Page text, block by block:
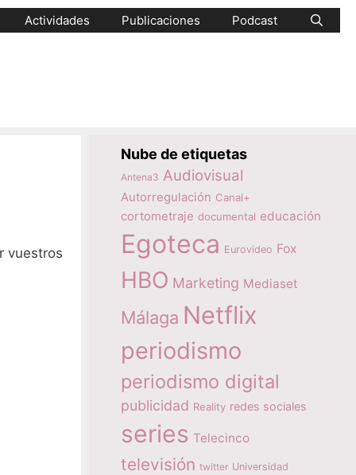
Actividades Publicaciones Podcast
vuestros
Nube de etiquetas
Antena3 Audiovisual
Autorregulación Canal+
cortometraje documental educación
Egoteca Eurovideo Fox
HBO Marketing Mediaset
Málaga Netflix
periodismo
periodismo digital
publicidad Reality redes sociales
series Telecinco
televisión twitter Universidad